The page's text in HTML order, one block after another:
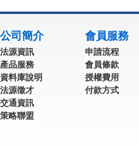
公司簡介
法源資訊
產品服務
資料庫說明
法源徵才
交通資訊
策略聯盟
會員服務
申請流程
會員條款
授權費用
付款方式